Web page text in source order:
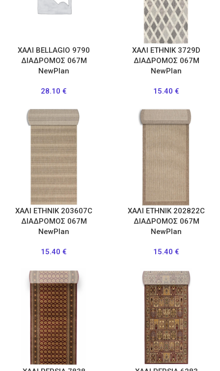
ΧΑΛΙ BELLAGIO 9790
ΔΙΑΔΡΟΜΟΣ 067M
NewPlan
28.10 €
ΧΑΛΙ ETHNIK 3729D
ΔΙΑΔΡΟΜΟΣ 067Μ
NewPlan
15.40 €
ΧΑΛΙ ETHNIK 203607C
ΔΙΑΔΡΟΜΟΣ 067Μ
NewPlan
15.40 €
ΧΑΛΙ ETHNIK 202822C
ΔΙΑΔΡΟΜΟΣ 067Μ
NewPlan
15.40 €